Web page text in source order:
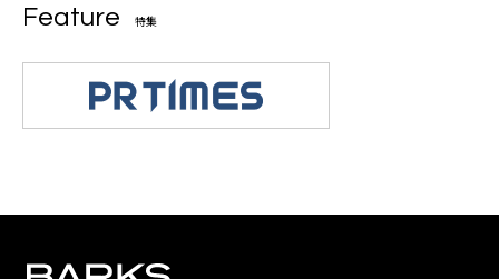
Feature 特集